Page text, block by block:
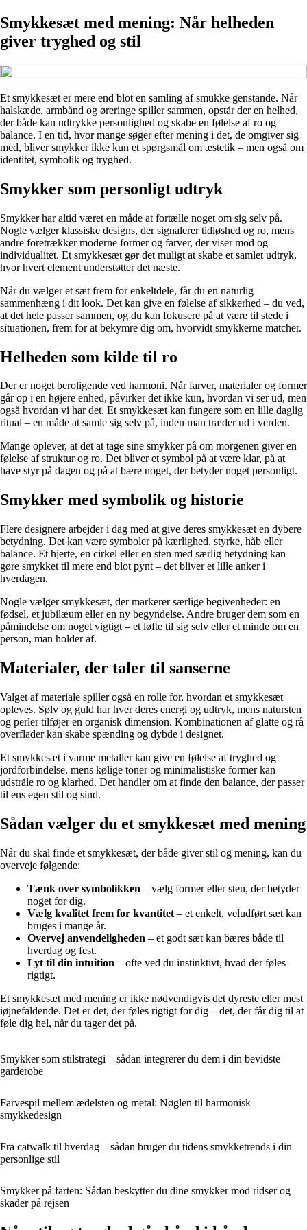
Smykkesæt med mening: Når helheden
giver tryghed og stil
Et smykkesæt er mere end blot en samling af smukke genstande. Når
halskæde, armbånd og øreringe spiller sammen, opstår der en helhed,
der både kan udtrykke personlighed og skabe en følelse af ro og
balance. I en tid, hvor mange søger efter mening i det, de omgiver sig
med, bliver smykker ikke kun et spørgsmål om æstetik – men også om
identitet, symbolik og tryghed.
Smykker som personligt udtryk
Smykker har altid været en måde at fortælle noget om sig selv på.
Nogle vælger klassiske designs, der signalerer tidløshed og ro, mens
andre foretrækker moderne former og farver, der viser mod og
individualitet. Et smykkesæt gør det muligt at skabe et samlet udtryk,
hvor hvert element understøtter det næste.
Når du vælger et sæt frem for enkeltdele, får du en naturlig
sammenhæng i dit look. Det kan give en følelse af sikkerhed – du ved,
at det hele passer sammen, og du kan fokusere på at være til stede i
situationen, frem for at bekymre dig om, hvorvidt smykkerne matcher.
Helheden som kilde til ro
Der er noget beroligende ved harmoni. Når farver, materialer og former
går op i en højere enhed, påvirker det ikke kun, hvordan vi ser ud, men
også hvordan vi har det. Et smykkesæt kan fungere som en lille daglig
ritual – en måde at samle sig selv på, inden man træder ud i verden.
Mange oplever, at det at tage sine smykker på om morgenen giver en
følelse af struktur og ro. Det bliver et symbol på at være klar, på at
have styr på dagen og på at bære noget, der betyder noget personligt.
Smykker med symbolik og historie
Flere designere arbejder i dag med at give deres smykkesæt en dybere
betydning. Det kan være symboler på kærlighed, styrke, håb eller
balance. Et hjerte, en cirkel eller en sten med særlig betydning kan
gøre smykket til mere end blot pynt – det bliver et lille anker i
hverdagen.
Nogle vælger smykkesæt, der markerer særlige begivenheder: en
fødsel, et jubilæum eller en ny begyndelse. Andre bruger dem som en
påmindelse om noget vigtigt – et løfte til sig selv eller et minde om en
person, man holder af.
Materialer, der taler til sanserne
Valget af materiale spiller også en rolle for, hvordan et smykkesæt
opleves. Sølv og guld har hver deres energi og udtryk, mens natursten
og perler tilføjer en organisk dimension. Kombinationen af glatte og rå
overflader kan skabe spænding og dybde i designet.
Et smykkesæt i varme metaller kan give en følelse af tryghed og
jordforbindelse, mens kølige toner og minimalistiske former kan
udstråle ro og klarhed. Det handler om at finde den balance, der passer
til ens egen stil og sind.
Sådan vælger du et smykkesæt med mening
Når du skal finde et smykkesæt, der både giver stil og mening, kan du
overveje følgende:
Tænk over symbolikken – vælg former eller sten, der betyder
noget for dig.
Vælg kvalitet frem for kvantitet – et enkelt, veludført sæt kan
bruges i mange år.
Overvej anvendeligheden – et godt sæt kan bæres både til
hverdag og fest.
Lyt til din intuition – ofte ved du instinktivt, hvad der føles
rigtigt.
Et smykkesæt med mening er ikke nødvendigvis det dyreste eller mest
iøjnefaldende. Det er det, der føles rigtigt for dig – det, der får dig til at
føle dig hel, når du tager det på.
Smykker som stilstrategi – sådan integrerer du dem i din bevidste
garderobe
Farvespil mellem ædelsten og metal: Nøglen til harmonisk
smykkedesign
Fra catwalk til hverdag – sådan bruger du tidens smykketrends i din
personlige stil
Smykker på farten: Sådan beskytter du dine smykker mod ridser og
skader på rejsen